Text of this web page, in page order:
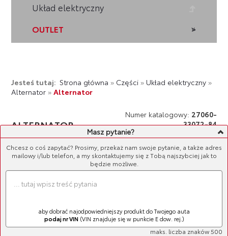
Układ elektryczny
OUTLET
Jesteś tutaj: Strona główna » Części» Układ elektryczny»
Alternator»Alternator
ALTERNATOR
Numer katalogowy: 27060-
33072-84
Masz pytanie?
Chcesz o coś zapytać? Prosimy, przekaż nam swoje pytanie, a także adres
mailowy i/lub telefon, a my skontaktujemy się z Tobą najszybciej jak to
będzie możliwe.
maks. liczba znaków 500
aby dobrać najodpowiedniejszy produkt do Twojego auta
podaj nr VIN(VIN znajduje się w punkcie E dow. rej.)